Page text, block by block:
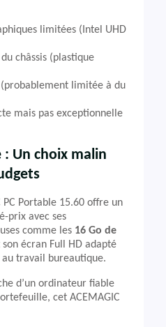
limitées (Intel UHD
châssis (plastique
limitée à du
mais pas exceptionnelle
Un choix malin
PC Portable 15.60 offre un
prix avec ses
comme les 16 Go de
son écran Full HD adapté
travail bureautique.
d’un ordinateur fiable
cet ACEMAGIC